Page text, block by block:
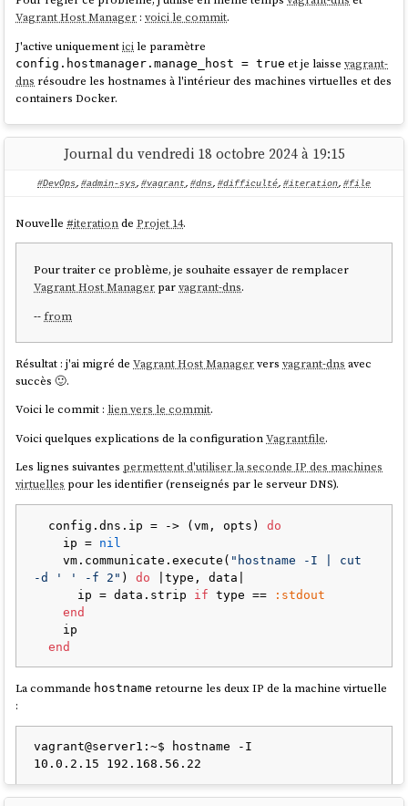
Vagrant Host Manager :voici le commit.
J'active uniquementicile paramètre
config.hostmanager.manage_host = true et je laissevagrant-
dns résoudre les hostnames à l'intérieur des machines virtuelles et des
containers Docker.
Journal du vendredi 18 octobre 2024 à 19:15
#DevOps, #admin-sys, #vagrant, #dns, #difficulté, #iteration, #file
Nouvelle #iterationdeProjet 14.
Pour traiter ce problème, je souhaite essayer de remplacer
Vagrant Host Manager parvagrant-dns.
--from
Résultat : j'ai migré deVagrant Host Managerversvagrant-dns avec
succès 🙂.
Voici le commit : lien vers le commit.
Voici quelques explications de la configurationVagrantfile.
Les lignes suivantespermettent d'utiliser la seconde IP des machines
virtuelles pour les identifier (renseignés par le serveur DNS).
  config.dns.ip = -> (vm, opts)
do
    ip =
nil
    vm.communicate.execute(
"hostname -I | cut
-d ' ' -f 2" ) do |type, data
      ip = data.strip
if type ==
:stdout
end
end
La commande hostname retourne les deux IP de la machine virtuelle
:
vagrant@server1:~$ hostname -I